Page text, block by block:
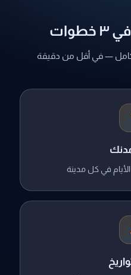
— في أقل من دقيقة
في كل مدينة